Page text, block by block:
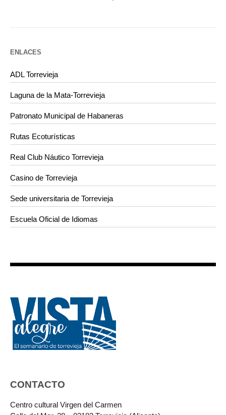
ENLACES
ADL Torrevieja
Laguna de la Mata-Torrevieja
Patronato Municipal de Habaneras
Rutas Ecoturísticas
Real Club Náutico Torrevieja
Casino de Torrevieja
Sede universitaria de Torrevieja
Escuela Oficial de Idiomas
CONTACTO
Centro cultural Virgen del Carmen